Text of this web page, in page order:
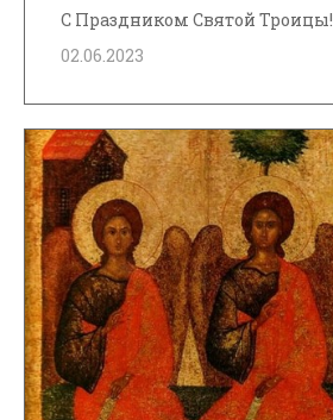
С Праздником Святой Троицы!
02.06.2023